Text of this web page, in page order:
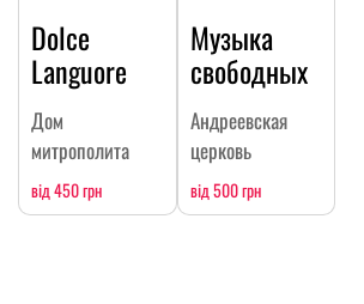
Dolce
Languore
Дом
митрополита
від 450 грн
Музыка
свободных
Андреевская
церковь
від 500 грн